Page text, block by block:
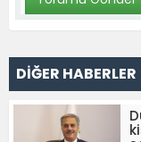
DİĞER HABERLER